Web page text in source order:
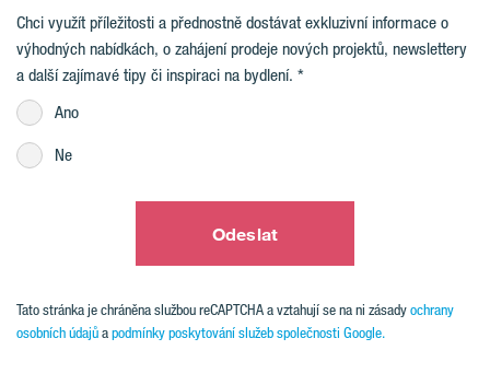
Chci využít příležitosti a přednostně dostávat exkluzivní informace o
výhodných nabídkách, o zahájení prodeje nových projektů, newslettery
a další zajímavé tipy či inspiraci na bydlení.
Ano
Ne
Odeslat
Tato stránka je chráněna službou reCAPTCHA a vztahují se na ni zásadyochrany
osobních údajůapodmínky poskytování služeb společnosti Google.